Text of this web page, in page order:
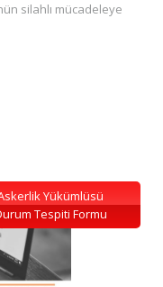
silahlı mücadeleye
Yükümlüsü
Tespiti Formu